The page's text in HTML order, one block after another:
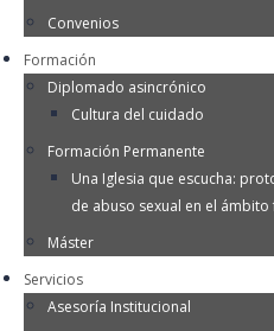
Convenios
Formación
Diplomado asincrónico
Cultura del cuidado
Formación Permanente
Una Iglesia que escucha:
de abuso sexual en el ámbito
Máster
Servicios
Asesoría Institucional